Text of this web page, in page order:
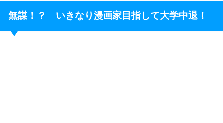
無謀！？ いきなり漫画家目指して大学中退！